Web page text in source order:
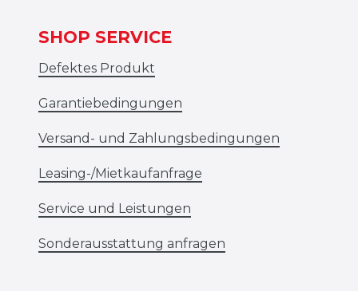
SHOP SERVICE
Defektes Produkt
Garantiebedingungen
Versand- und Zahlungsbedingungen
Leasing-/Mietkaufanfrage
Service und Leistungen
Sonderausstattung anfragen